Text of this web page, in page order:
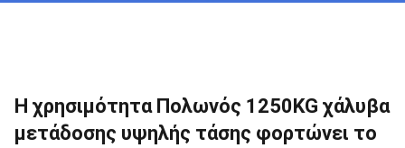
Η χρησιμότητα Πολωνός 1250KG χάλυβα
μετάδοσης υψηλής τάσης φορτώνει το